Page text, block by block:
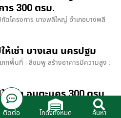
ร 300 ตรม.
ดโครงการ บางพลีใหญ่ อำเภอบางพลี
ห้เช่า บางเลน นครปฐม
ทพื้นที่ : สีชมพู สร้างอาคารมีความสูง :
ห้เช่า อมตะนคร 300 ตรม.
ด ติดนิคมอมตะนคร อ.พานทอง จ.ชลบุรี
ติดต่อ โกดังทั้งหมด ค้นหา